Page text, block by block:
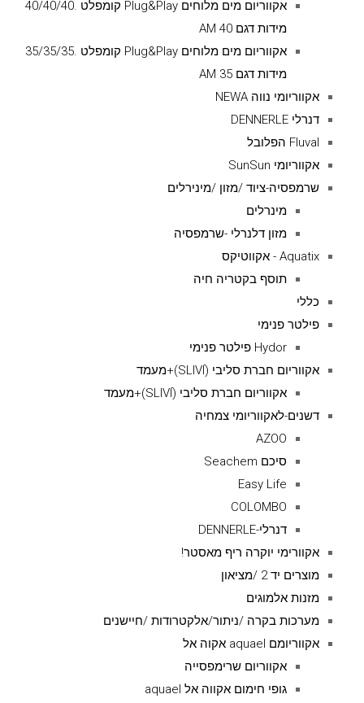
אקווריום מים מלוחים Plug&Play קומפלט .40/40/40
מידות דגם AM 40
אקווריום מים מלוחים Plug&Play קומפלט .35/35/35
מידות דגם AM 35
אקווריומי נווה NEWA
דנרלי DENNERLE
Fluval הפלובל
אקווריומי SunSun
שרמפסיה-ציוד /מזון /מינירלים
מינרלים
מזון דלנרלי -שרמפסיה
Aquatix - אקווטיקס
תוסף בקטריה חיה
כללי
פילטר פנימי
Hydor פילטר פנימי
אקווריום חברת סליבי (SLIVIׂׂ)+מעמד
אקווריום חברת סליבי (SLIVIׂׂ)+מעמד
דשנים-לאקווריומי צמחיה
AZOO
סיכם Seachem
Easy Life
COLOMBO
דנרלי-DENNERLE
אקוורימי יוקרה ריף מאסטר!
מוצרים יד 2 /מציאון
מזנות אלמוגים
מערכות בקרה /ניתור/אלקטרודות /חיישנים
אקווריומם aquael אקוה אל
אקווריום שרימפסייה
גופי חימום אקווה אל aquael